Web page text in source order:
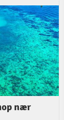
nær